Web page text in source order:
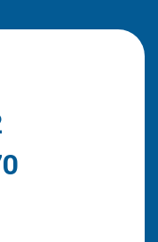
a
suas
em